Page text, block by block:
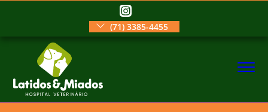
(71) 3385-4455